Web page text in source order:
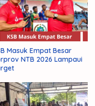
Masuk Empat Besar
NTB 2026 Lampaui